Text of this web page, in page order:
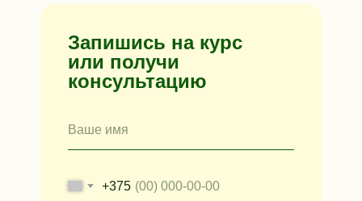
Запишись на курс
или получи
консультацию
Ваше имя
+375